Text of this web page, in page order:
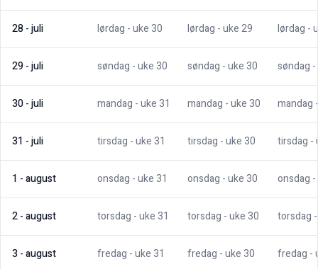
28-juli lørdag - uke30 lørdag - uke29 lørdag -
29-juli søndag - uke30 søndag - uke30 søndag
30-juli mandag - uke31 mandag - uke30 mandag
31 -juli tirsdag - uke31 tirsdag - uke30 tirsdag -
1 -august onsdag - uke31 onsdag - uke30 onsdag
2-august torsdag - uke31 torsdag - uke30 torsdag
3 -august fredag - uke31 fredag - uke30 fredag -